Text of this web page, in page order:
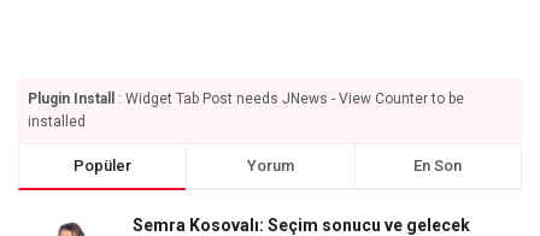
Plugin Install
: Widget Tab Post needs JNews - View Counter to be
installed
Popüler Yorum En Son
Semra Kosovalı: Seçim sonucu ve gelecek